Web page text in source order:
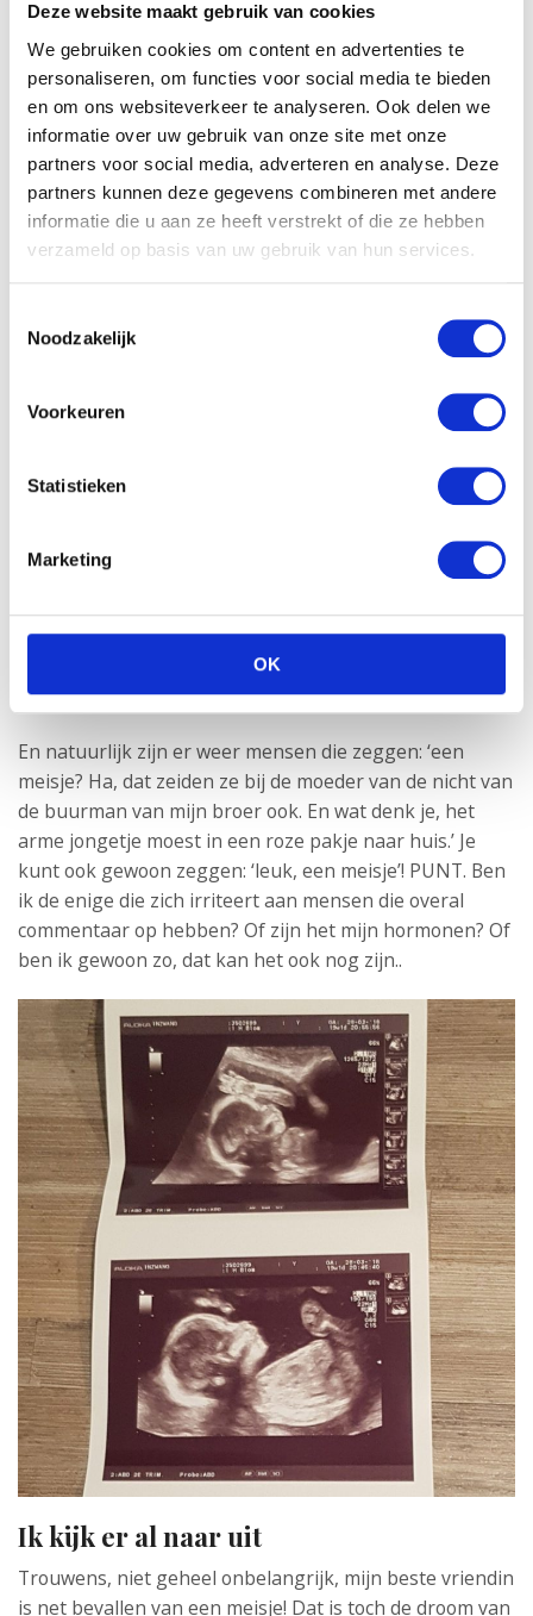
Deze website maakt gebruik van cookies
We gebruiken cookies om content en advertenties te
personaliseren, om functies voor social media te bieden
en om ons websiteverkeer te analyseren. Ook delen we
informatie over uw gebruik van onze site met onze
partners voor social media, adverteren en analyse. Deze
partners kunnen deze gegevens combineren met andere
informatie die u aan ze heeft verstrekt of die ze hebben
verzameld op basis van uw gebruik van hun services.
Noodzakelijk
Voorkeuren
Statistieken
Marketing
OK
Trouwens, dat ‘kind’ is na de echo van een paar weken
zijn! Met een jongen hadden we ook blij geweest hoor,
Amerikaans – een gender reveal party houden. Maar
we hadden de geslachtsbepalende echo op een
maandag en wachten tot het weekend was geen optie
gezien onze nieuwsgierigheid. Gelukkig werd het pak
roze koeken die maandag avond ook goed ontvangen
bij mijn ouders.
En natuurlijk zijn er weer mensen die zeggen: ‘een
meisje? Ha, dat zeiden ze bij de moeder van de nicht van
de buurman van mijn broer ook. En wat denk je, het
arme jongetje moest in een roze pakje naar huis.’ Je
kunt ook gewoon zeggen: ‘leuk, een meisje’! PUNT. Ben
ik de enige die zich irriteert aan mensen die overal
commentaar op hebben? Of zijn het mijn hormonen? Of
ben ik gewoon zo, dat kan het ook nog zijn..
Ik kijk er al naar uit
Trouwens, niet geheel onbelangrijk, mijn beste vriendin
is net bevallen van een meisje! Dat is toch de droom van